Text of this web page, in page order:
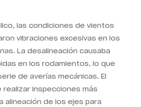
las condiciones de vientos
vibraciones excesivas en los
La desalineación causaba
en los rodamientos, lo que
de averías mecánicas. El
inspecciones más
alineación de los ejes para